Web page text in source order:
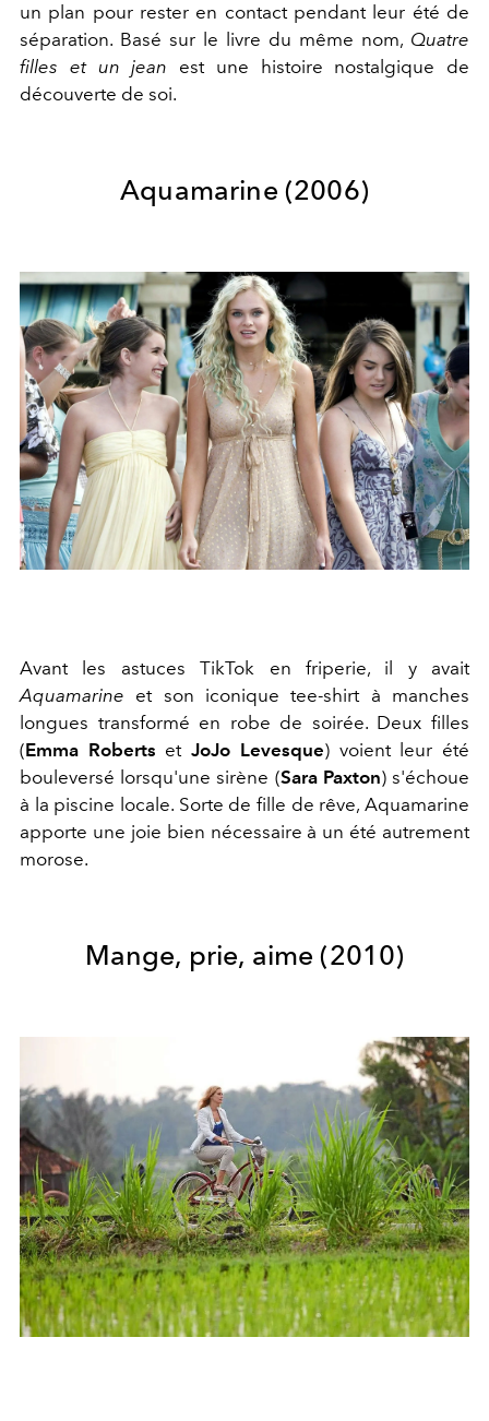
un plan pour rester en contact pendant leur été de
séparation. Basé sur le livre du même nom, Quatre
filles et un jean est une histoire nostalgique de
découverte de soi.
Aquamarine (2006)
Avant les astuces TikTok en friperie, il y avait
Aquamarine et son iconique tee-shirt à manches
longues transformé en robe de soirée. Deux filles
(Emma Roberts etJoJo Levesque) voient leur été
bouleversé lorsqu'une sirène (Sara Paxton) s'échoue
à la piscine locale. Sorte de fille de rêve, Aquamarine
apporte une joie bien nécessaire à un été autrement
morose.
Mange, prie, aime (2010)